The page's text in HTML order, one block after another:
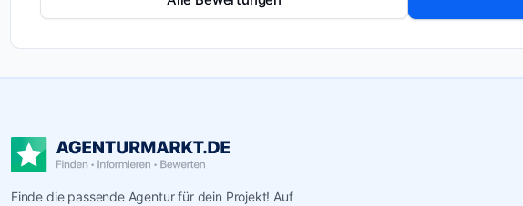
Finde die passende Agentur für dein Projekt! Auf